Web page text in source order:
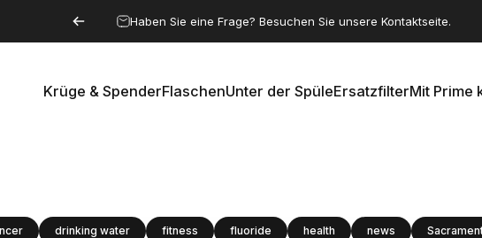
Haben Sie eine Frage? Besuchen Sie unsere Kontaktseite.
Krüge & SpenderFlaschenUnter der SpüleErsatzfilterMit Prime
drinking water fitness fluoride health news